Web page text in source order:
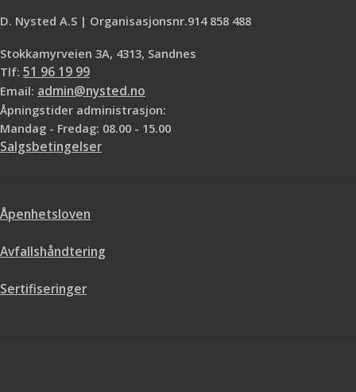
D. Nysted A.S | Organisasjonsnr.914 858 488
Stokkamyrveien 3A, 4313, Sandnes
Tlf: 51 96 19 99
Email: admin@nysted.no
Åpningstider administrasjon:
Mandag - Fredag: 08.00 - 15.00
Salgsbetingelser
Åpenhetsloven
Avfallshåndtering
Sertifiseringer